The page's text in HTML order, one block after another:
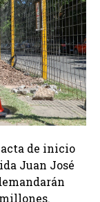
de inicio
Juan José